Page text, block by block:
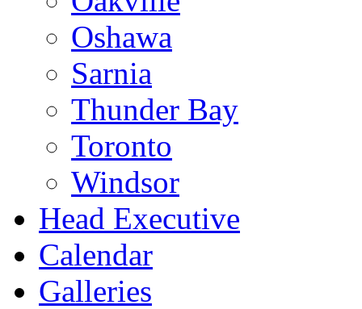
Oshawa
Sarnia
Thunder Bay
Toronto
Windsor
Head Executive
Calendar
Galleries